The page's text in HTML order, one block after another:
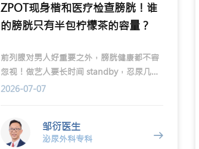
ZPOT现身楷和医疗检查膀胱！谁
的膀胱只有半包柠檬茶的容量？
前列腺对男人好重要之外，膀胱健康都不容
忽视！做艺人要长时间 standby，忍尿几乎
系家常便饭。 「全民造星VI」出身的男团
边接受膀胱检查，一边大爆搞笑场面。泌尿
外科专科邹衍医生更即场讲解如何透过超声
2026-07-07
邹衍医生
泌尿外科专科